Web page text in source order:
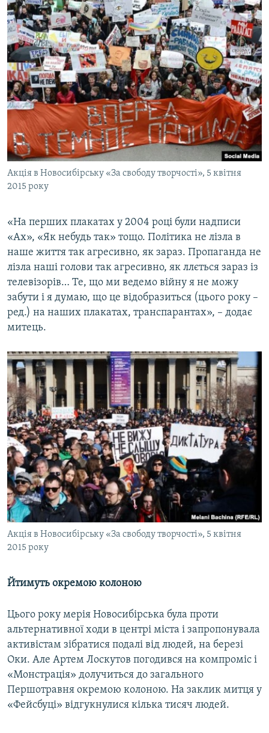
Акція в Новосибірську «За свободу творчості», 5 квітня
2015 року
«На перших плакатах у 2004 році були надписи
«Ах», «Як небудь так» тощо. Політика не лізла в
наше життя так агресивно, як зараз. Пропаганда не
лізла наші голови так агресивно, як ллється зараз із
телевізорів… Те, що ми ведемо війну я не можу
забути і я думаю, що це відобразиться (цього року –
ред.) на наших плакатах, транспарантах», – додає
митець.
Акція в Новосибірську «За свободу творчості», 5 квітня
2015 року
Йтимуть окремою колоною
Цього року мерія Новосибірська була проти
альтернативної ходи в центрі міста і запропонувала
активістам зібратися подалі від людей, на березі
Оки. Але Артем Лоскутов погодився на компроміс і
«Монстрація» долучиться до загального
Першотравня окремою колоною. На заклик митця у
«Фейсбуці» відгукнулися кілька тисяч людей.